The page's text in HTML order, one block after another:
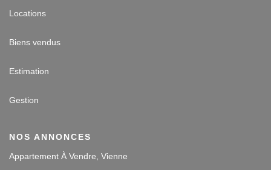
Locations
Biens vendus
Estimation
Gestion
NOS ANNONCES
Appartement À Vendre, Vienne